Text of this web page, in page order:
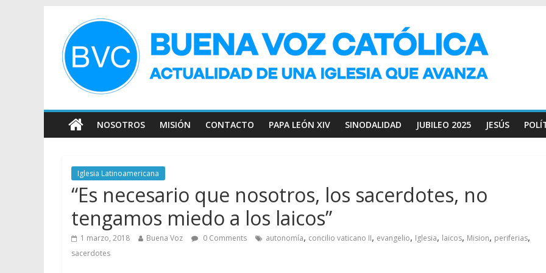
NOSOTROS MISIÓN CONTACTO PAPA LEÓN XIV SINODALIDAD JUBILEO 2025 JESÚS
Iglesia Latinoamericana
“Es necesario que nosotros, los sacerdotes, no
tengamos miedo a los laicos”
1 marzo, 2018 Buena Voz 0 Comments autonomía, concilio vaticano II, evangelio, Iglesia, laicos, Mision, periferias,
sacerdotes